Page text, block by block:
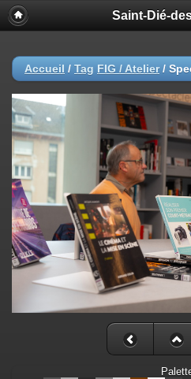
Saint-Dié-
Accueil / Tag FIG / Atelier/